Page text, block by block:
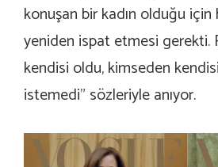
konuşan bir kadın olduğu
yeniden ispat etmesi gerekti.
kendisi oldu, kimseden
istemedi” sözleriyle anıyor.